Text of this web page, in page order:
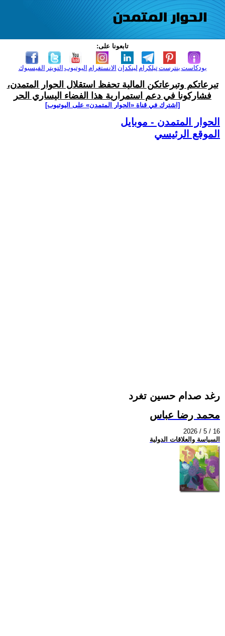
تابعونا على:
الفيسبوك التويتر اليوتيوب الانستغرام لينكدإن تيلكرامبنترست بودكاست
تبرعاتكم وتبرعاتكن المالية تحفظ استقلال الحوار المتمدن،
فشاركونا في دعم استمرارية هذا الفضاء اليساري الحر
[اشترك في قناة ‫«الحوار المتمدن» على اليوتيوب]
الحوار المتمدن - موبايل
الموقع الرئيسي
رغد صدام حسين تغرد
محمد رضا عباس
2026 / 5 / 16
السياسة والعلاقات الدولية